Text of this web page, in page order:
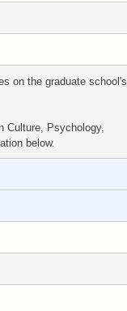
on the graduate school's
Culture, Psychology,
below.